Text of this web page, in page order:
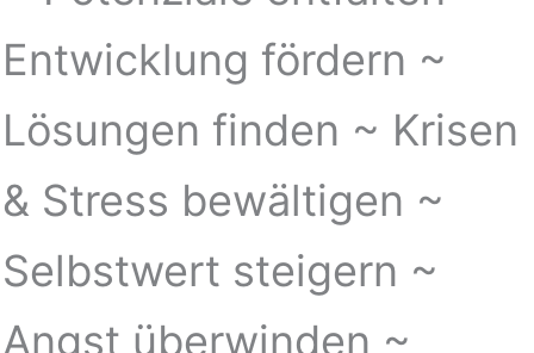
Entwicklung fördern ~
Lösungen finden ~ Krisen
& Stress bewältigen ~
Selbstwert steigern ~
Angst überwinden ~